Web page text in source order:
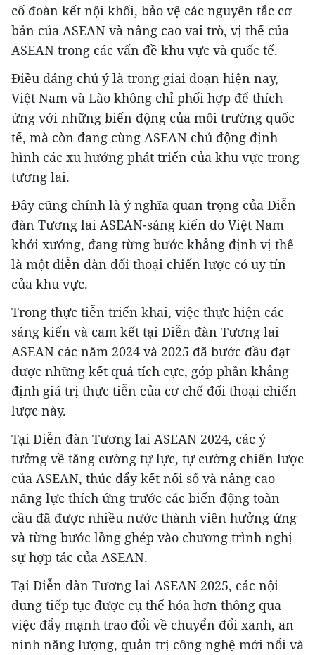
cố đoàn kết nội khối, bảo vệ các nguyên tắc cơ
bản của ASEAN và nâng cao vai trò, vị thế của
ASEAN trong các vấn đề khu vực và quốc tế.
Điều đáng chú ý là trong giai đoạn hiện nay,
Việt Nam và Lào không chỉ phối hợp để thích
ứng với những biến động của môi trường quốc
tế, mà còn đang cùng ASEAN chủ động định
hình các xu hướng phát triển của khu vực trong
tương lai.
Đây cũng chính là ý nghĩa quan trọng của Diễn
đàn Tương lai ASEAN-sáng kiến do Việt Nam
khởi xướng, đang từng bước khẳng định vị thế
là một diễn đàn đối thoại chiến lược có uy tín
của khu vực.
Trong thực tiễn triển khai, việc thực hiện các
sáng kiến và cam kết tại Diễn đàn Tương lai
ASEAN các năm 2024 và 2025 đã bước đầu đạt
được những kết quả tích cực, góp phần khẳng
định giá trị thực tiễn của cơ chế đối thoại chiến
lược này.
Tại Diễn đàn Tương lai ASEAN 2024, các ý
tưởng về tăng cường tự lực, tự cường chiến lược
của ASEAN, thúc đẩy kết nối số và nâng cao
năng lực thích ứng trước các biến động toàn
cầu đã được nhiều nước thành viên hưởng ứng
và từng bước lồng ghép vào chương trình nghị
sự hợp tác của ASEAN.
Tại Diễn đàn Tương lai ASEAN 2025, các nội
dung tiếp tục được cụ thể hóa hơn thông qua
việc đẩy mạnh trao đổi về chuyển đổi xanh, an
ninh năng lượng, quản trị công nghệ mới nổi và